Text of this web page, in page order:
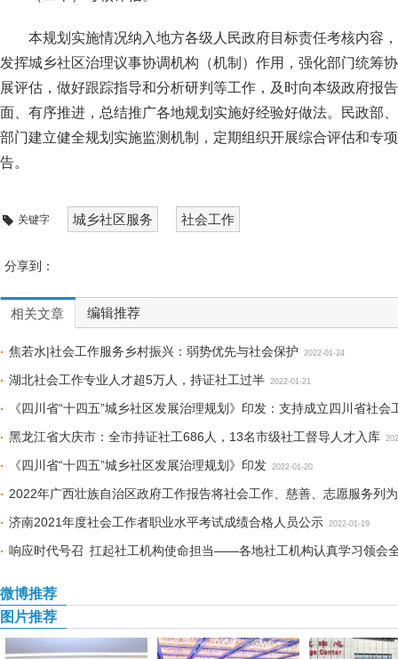
本规划实施情况纳入地方各级人民政府目标责任考核内容
发挥城乡社区治理议事协调机构（机制）作用，强化部门统筹
展评估，做好跟踪指导和分析研判等工作，及时向本级政府报
面、有序推进，总结推广各地规划实施好经验好做法。民政部
部门建立健全规划实施监测机制，定期组织开展综合评估和专
告。
关键字 城乡社区服务 社会工作
分享到：
相关文章 编辑推荐
焦若水|社会工作服务乡村振兴：弱势优先与社会保护 2022-01-24
湖北社会工作专业人才超5万人，持证社工过半 2022-01-21
《四川省“十四五”城乡社区发展治理规划》印发：支持成立四川省社会
黑龙江省大庆市：全市持证社工686人，13名市级社工督导人才入库
《四川省“十四五”城乡社区发展治理规划》印发 2022-01-20
2022年广西壮族自治区政府工作报告将社会工作、慈善、志愿服务列
济南2021年度社会工作者职业水平考试成绩合格人员公示 2022-01-19
响应时代号召 扛起社工机构使命担当——各地社工机构认真学习领会
微博推荐
图片推荐